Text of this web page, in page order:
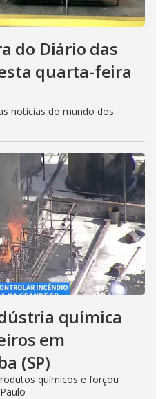
do Diário das
quarta-feira
notícias do mundo dos
química
em
(SP)
químicos e forçou